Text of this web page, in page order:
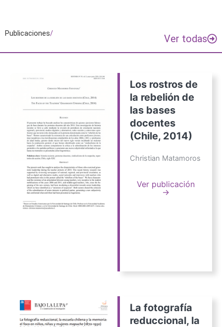
Publicaciones/ Ver todas
Los rostros de
la rebelión de
las bases
docentes
(Chile, 2014)
Christian Matamoros
Ver publicación
→
La fotografía
reduccional, la